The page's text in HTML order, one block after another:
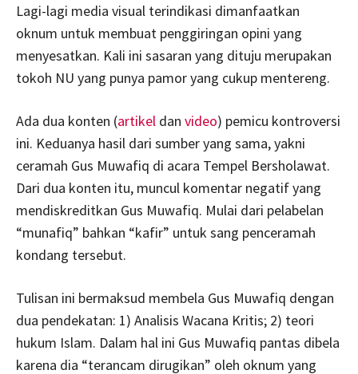
Lagi-lagi media visual terindikasi dimanfaatkan
oknum untuk membuat penggiringan opini yang
menyesatkan. Kali ini sasaran yang dituju merupakan
tokoh NU yang punya pamor yang cukup mentereng.
Ada dua konten (artikel dan video) pemicu kontroversi
ini. Keduanya hasil dari sumber yang sama, yakni
ceramah Gus Muwafiq di acara Tempel Bersholawat.
Dari dua konten itu, muncul komentar negatif yang
mendiskreditkan Gus Muwafiq. Mulai dari pelabelan
“munafiq” bahkan “kafir” untuk sang penceramah
kondang tersebut.
Tulisan ini bermaksud membela Gus Muwafiq dengan
dua pendekatan: 1) Analisis Wacana Kritis; 2) teori
hukum Islam. Dalam hal ini Gus Muwafiq pantas dibela
karena dia “terancam dirugikan” oleh oknum yang